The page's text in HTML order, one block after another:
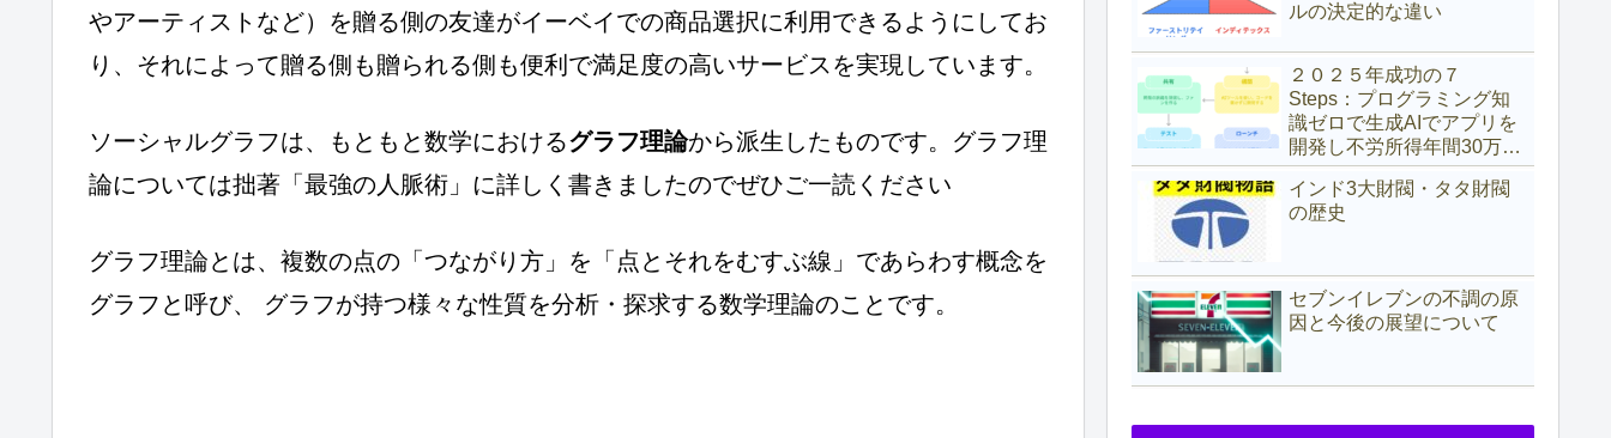
やアーティストなど）を贈る側の友達がイーベイでの商品選択に利用できるようにしてお
り、それによって贈る側も贈られる側も便利で満足度の高いサービスを実現しています。
ソーシャルグラフは、もともと数学におけるグラフ理論から派生したものです。グラフ理
論については拙著「最強の人脈術」に詳しく書きましたのでぜひご一読ください
グラフ理論とは、複数の点の「つながり方」を「点とそれをむすぶ線」であらわす概念を
グラフと呼び、 グラフが持つ様々な性質を分析・探求する数学理論のことです。
ルの決定的な違い
２０２５年成功の７
Steps：プログラミング知
識ゼロで生成AIでアプリを
開発し不労所得年間30万ド
ル（約4,700万円）を得た具
体的な方法
インド3大財閥・タタ財閥
の歴史
セブンイレブンの不調の原
因と今後の展望について